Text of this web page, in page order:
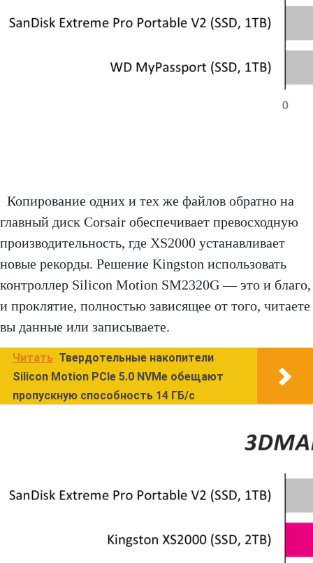
Копирование одних и тех же файлов обратно на
главный диск Corsair обеспечивает превосходную
производительность, где XS2000 устанавливает
новые рекорды. Решение Kingston использовать
контроллер Silicon Motion SM2320G — это и благо,
и проклятие, полностью зависящее от того, читаете
вы данные или записываете.
Читать Твердотельные накопители
Silicon Motion PCIe 5.0 NVMe обещают
пропускную способность 14 ГБ/с